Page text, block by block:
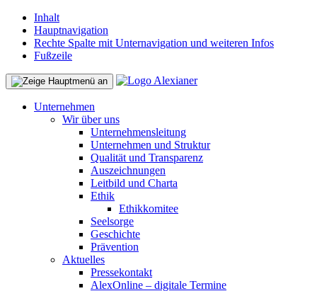
Inhalt
Hauptnavigation
Rechte Spalte mit Unternavigation und weiteren Infos
Fußzeile
Unternehmen
Wir über uns
Unternehmensleitung
Unternehmen und Struktur
Qualität und Transparenz
Auszeichnungen
Leitbild und Charta
Ethik
Ethikkomitee
Seelsorge
Geschichte
Prävention
Aktuelles
Pressekontakt
AlexOnline – digitale Termine